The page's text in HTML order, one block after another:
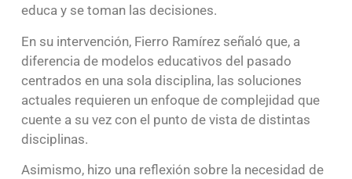
educa y se toman las decisiones.
En su intervención, Fierro Ramírez señaló que, a
diferencia de modelos educativos del pasado
centrados en una sola disciplina, las soluciones
actuales requieren un enfoque de complejidad que
cuente a su vez con el punto de vista de distintas
disciplinas.
Asimismo, hizo una reflexión sobre la necesidad de